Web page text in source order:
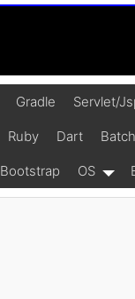
Gradle Servlet/
Ruby Dart Batch
Bootstrap OS